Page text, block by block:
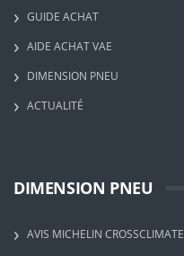
GUIDE ACHAT
AIDE ACHAT VAE
DIMENSION PNEU
ACTUALITÉ
DIMENSION PNEU
AVIS MICHELIN CROSSCLIMATE